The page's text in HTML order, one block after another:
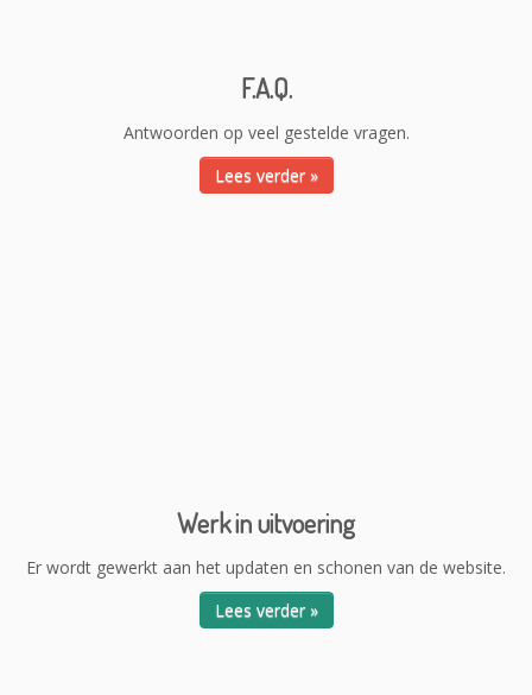
F.A.Q.
Antwoorden op veel gestelde vragen.
Lees verder »
Werk in uitvoering
Er wordt gewerkt aan het updaten en schonen van de website.
Lees verder »